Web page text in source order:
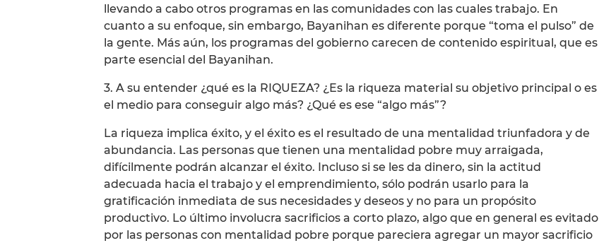
llevando a cabo otros programas en las comunidades con las cuales trabajo. En
cuanto a su enfoque, sin embargo, Bayanihan es diferente porque “toma el pulso” de
la gente. Más aún, los programas del gobierno carecen de contenido espiritual, que es
parte esencial del Bayanihan.
3. A su entender ¿qué es la RIQUEZA? ¿Es la riqueza material su objetivo principal o es
el medio para conseguir algo más? ¿Qué es ese “algo más”?
La riqueza implica éxito, y el éxito es el resultado de una mentalidad triunfadora y de
abundancia. Las personas que tienen una mentalidad pobre muy arraigada,
difícilmente podrán alcanzar el éxito. Incluso si se les da dinero, sin la actitud
adecuada hacia el trabajo y el emprendimiento, sólo podrán usarlo para la
gratificación inmediata de sus necesidades y deseos y no para un propósito
productivo. Lo último involucra sacrificios a corto plazo, algo que en general es evitado
por las personas con mentalidad pobre porque pareciera agregar un mayor sacrificio